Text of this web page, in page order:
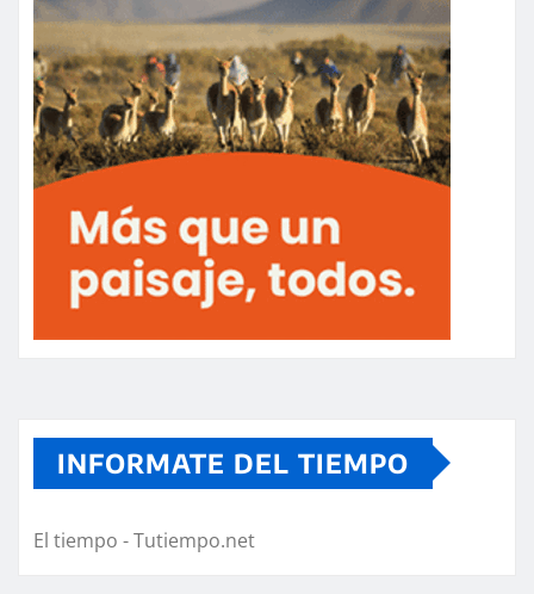
INFORMATE DEL TIEMPO
El tiempo - Tutiempo.net